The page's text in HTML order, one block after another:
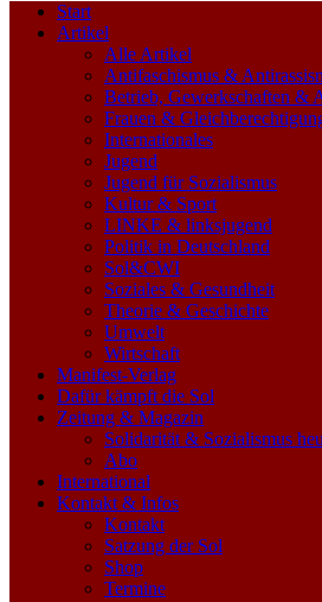
Start
Artikel
Alle Artikel
Antifaschismus &
Betrieb, Gewerkschaften &
Frauen &
Internationales
Jugend
Jugend für Sozialismus
Kultur & Sport
LINKE & linksjugend
Politik in Deutschland
Sol&CWI
Soziales & Gesundheit
Theorie & Geschichte
Umwelt
Wirtschaft
Manifest-Verlag
Dafür kämpft die Sol
Zeitung & Magazin
Solidarität & Sozialismus
Abo
International
Kontakt & Infos
Kontakt
Satzung der Sol
Shop
Termine